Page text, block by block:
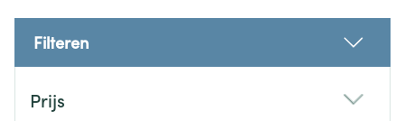
Filteren
Prijs